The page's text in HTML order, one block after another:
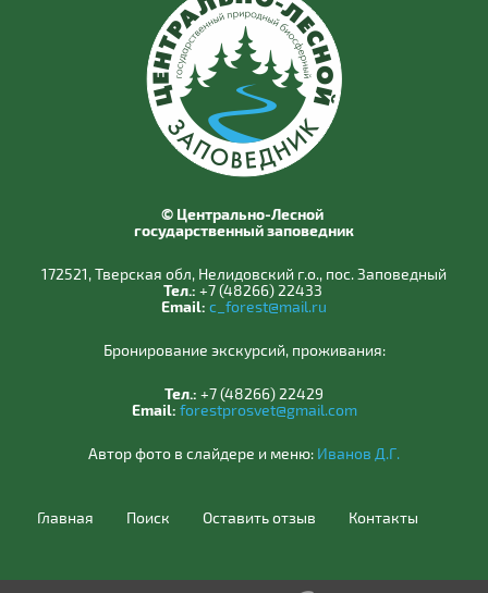
© Центрально-Лесной
государственный заповедник
172521, Тверская обл, Нелидовский г.о., пос. Заповедный
Тел.: +7 (48266) 22433
Email: c_forest@mail.ru
Бронирование экскурсий, проживания:
Тел.: +7 (48266) 22429
Email: forestprosvet@gmail.com
Автор фото в слайдере и меню: Иванов Д.Г.
Главная Поиск Оставить отзыв Контакты